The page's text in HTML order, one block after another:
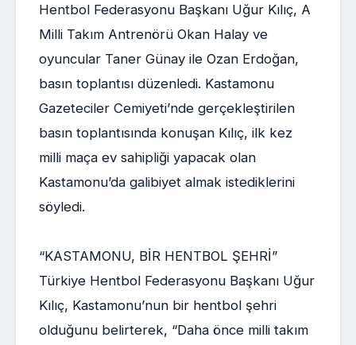
Hentbol Federasyonu Başkanı Uğur Kılıç, A
Milli Takım Antrenörü Okan Halay ve
oyuncular Taner Günay ile Ozan Erdoğan,
basın toplantısı düzenledi. Kastamonu
Gazeteciler Cemiyeti’nde gerçekleştirilen
basın toplantısında konuşan Kılıç, ilk kez
milli maça ev sahipliği yapacak olan
Kastamonu’da galibiyet almak istediklerini
söyledi.
“KASTAMONU, BİR HENTBOL ŞEHRİ”
Türkiye Hentbol Federasyonu Başkanı Uğur
Kılıç, Kastamonu’nun bir hentbol şehri
olduğunu belirterek, “Daha önce milli takım